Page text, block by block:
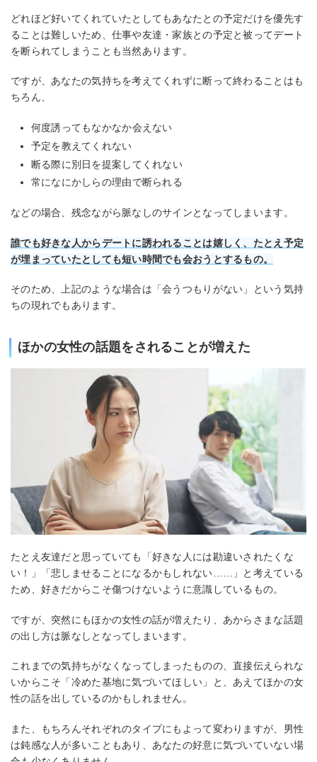
どれほど好いてくれていたとしてもあなたとの予定だけを優先す
ることは難しいため、仕事や友達・家族との予定と被ってデート
を断られてしまうことも当然あります。
ですが、あなたの気持ちを考えてくれずに断って終わることはも
ちろん、
何度誘ってもなかなか会えない
予定を教えてくれない
断る際に別日を提案してくれない
常になにかしらの理由で断られる
などの場合、残念ながら脈なしのサインとなってしまいます。
誰でも好きな人からデートに誘われることは嬉しく、たとえ予定
が埋まっていたとしても短い時間でも会おうとするもの。
そのため、上記のような場合は「会うつもりがない」という気持
ちの現れでもあります。
ほかの女性の話題をされることが増えた
たとえ友達だと思っていても「好きな人には勘違いされたくな
い！」「悲しませることになるかもしれない……」と考えている
ため、好きだからこそ傷つけないように意識しているもの。
ですが、突然にもほかの女性の話が増えたり、あからさまな話題
の出し方は脈なしとなってしまいます。
これまでの気持ちがなくなってしまったものの、直接伝えられな
いからこそ「冷めた基地に気づいてほしい」と、あえてほかの女
性の話を出しているのかもしれません。
また、もちろんそれぞれのタイプにもよって変わりますが、男性
は鈍感な人が多いこともあり、あなたの好意に気づいていない場